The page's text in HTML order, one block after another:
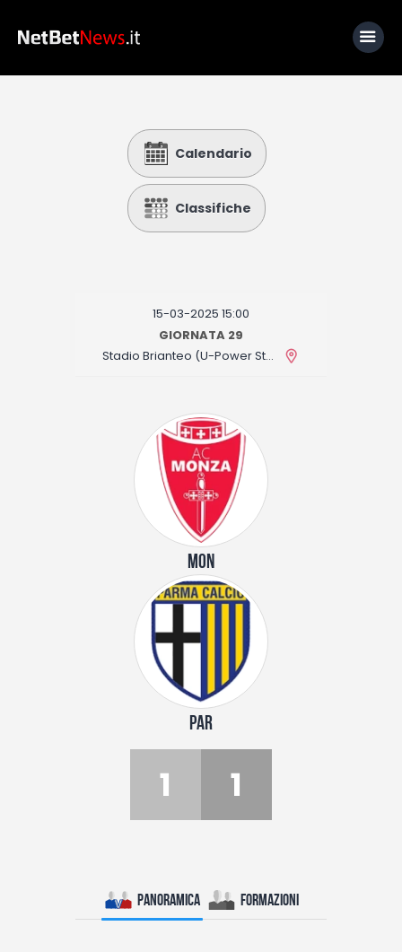
Calcio
Basket
Fantacalcio
I consigli di Giulia
Calendario
Classifiche
15-03-2025 15:00
GIORNATA 29
Stadio Brianteo (U-Power Stadium)
MON
PAR
1 1
Panoramica Formazioni